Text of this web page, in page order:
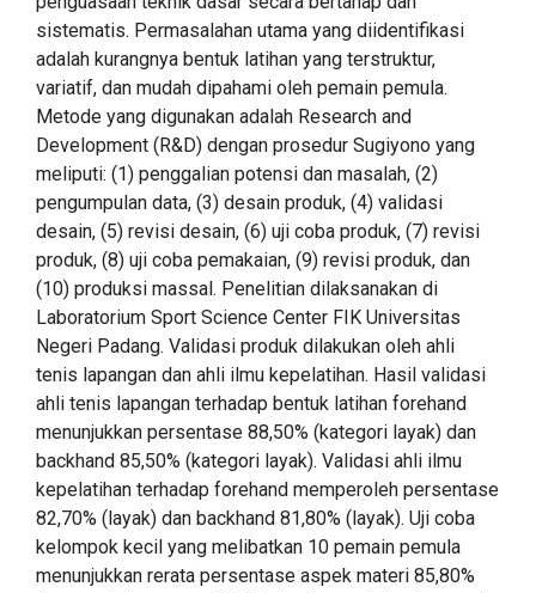
sistematis. Permasalahan utama yang diidentifikasi
adalah kurangnya bentuk latihan yang terstruktur,
variatif, dan mudah dipahami oleh pemain pemula.
Metode yang digunakan adalah Research and
Development (R&D) dengan prosedur Sugiyono yang
meliputi: (1) penggalian potensi dan masalah, (2)
pengumpulan data, (3) desain produk, (4) validasi
desain, (5) revisi desain, (6) uji coba produk, (7) revisi
produk, (8) uji coba pemakaian, (9) revisi produk, dan
(10) produksi massal. Penelitian dilaksanakan di
Laboratorium Sport Science Center FIK Universitas
Negeri Padang. Validasi produk dilakukan oleh ahli
tenis lapangan dan ahli ilmu kepelatihan. Hasil validasi
ahli tenis lapangan terhadap bentuk latihan forehand
menunjukkan persentase 88,50% (kategori layak) dan
backhand 85,50% (kategori layak). Validasi ahli ilmu
kepelatihan terhadap forehand memperoleh persentase
82,70% (layak) dan backhand 81,80% (layak). Uji coba
kelompok kecil yang melibatkan 10 pemain pemula
menunjukkan rerata persentase aspek materi 85,80%